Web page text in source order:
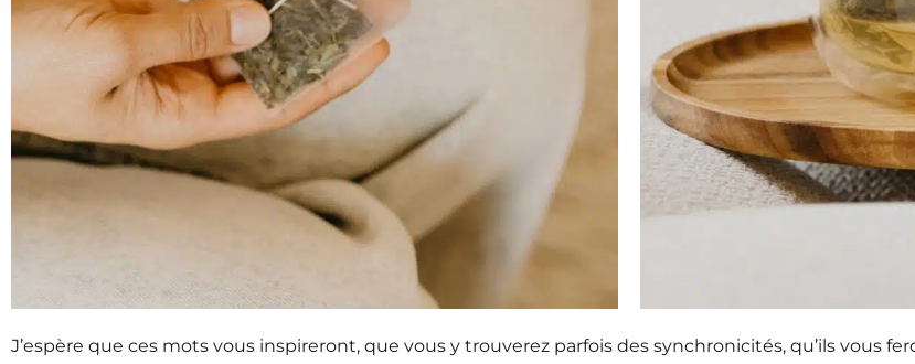
J’espère que ces mots vous inspireront, que vous y trouverez parfois des synchronicités, qu’ils vous